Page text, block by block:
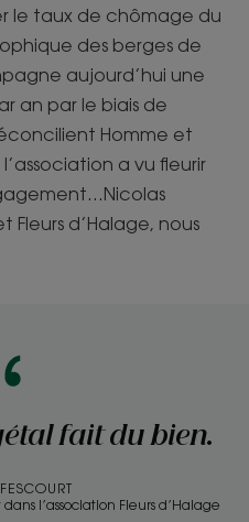
le taux de chômage du
des berges de
aujourd’hui une
an par le biais de
Homme et
a vu fleurir
d’Halage, nous
fait du bien.
l’association Fleurs d’Halage